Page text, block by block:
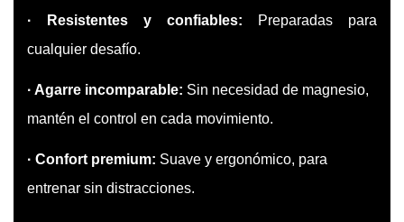
· Resistentes y confiables: Preparadas para
cualquier desafío.
· Agarre incomparable: Sin necesidad de magnesio,
mantén el control en cada movimiento.
· Confort premium: Suave y ergonómico, para
entrenar sin distracciones.